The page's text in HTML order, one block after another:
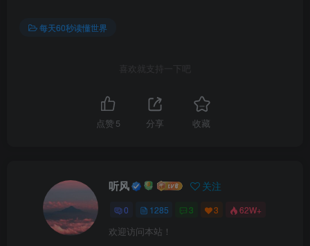
每天60秒读懂世界
喜欢就支持一下吧
点赞 5 分享 收藏
听风 关注
0 1285 3 3 62W+
欢迎访问本站！